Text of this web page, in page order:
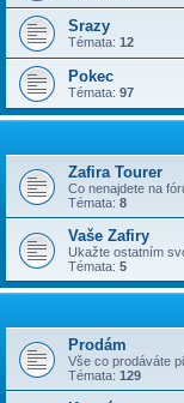
Srazy
Témata: 12
Pokec
Témata: 97
Zafira Tourer
Co nenajdete na
Témata: 8
Vaše Zafiry
Ukažte ostatním
Témata: 5
Prodám
Vše co prodáváte
Témata: 129